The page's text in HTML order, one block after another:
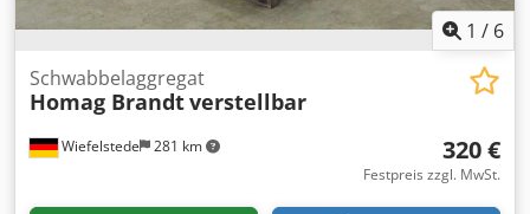
1 / 6
Wiefelstede 281 km
Schwabbelaggregat
Homag Brandtverstellbar
320 €
Festpreis zzgl. MwSt.